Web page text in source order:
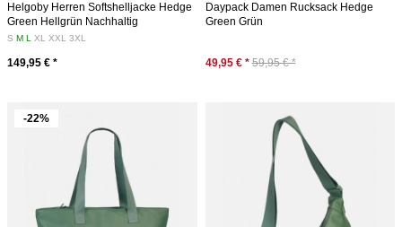
Helgoby Herren Softshelljacke Hedge
Green Hellgrün Nachhaltig
SML XL XXL3XL
149,95 € *
Daypack Damen Rucksack Hedge
Green Grün
49,95 € * 59,95 € *
-22%